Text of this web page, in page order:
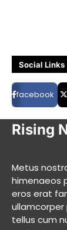
Social Links
facebook
Rising
Metus
himenaeos
eros erat
ullamcorper
tellus cum